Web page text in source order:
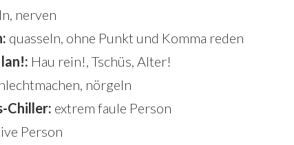
nerven
quasseln, ohne Punkt und Komma reden
Hau rein!, Tschüs, Alter!
nörgeln
Chiller: extrem faule Person
Person